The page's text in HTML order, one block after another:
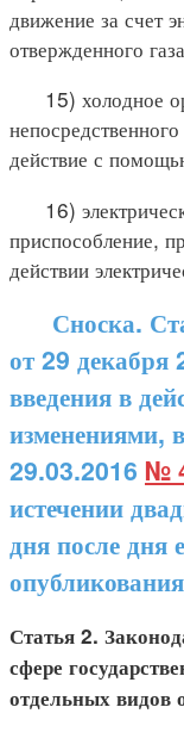
движение за счет
отвержденного
15) холодное
действие с
16)
приспособление,
действии
Сноска.
от 29 декабря
введения в
изменениями,
29.03.2016 №
истечении
дня после дня
Статья 2.
сфере
отдельных видов